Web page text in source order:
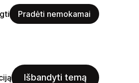
Pradėti nemokamai
Išbandyti temą